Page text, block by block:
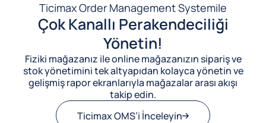
Ticimax Order Management Systemile
Çok Kanallı Perakendeciliği
Yönetin!
Fiziki mağazanız ile online mağazanızın sipariş ve
stok yönetimini tek altyapıdan kolayca yönetin ve
gelişmiş rapor ekranlarıyla mağazalar arası akışı
takip edin.
Ticimax OMS’i İnceleyin